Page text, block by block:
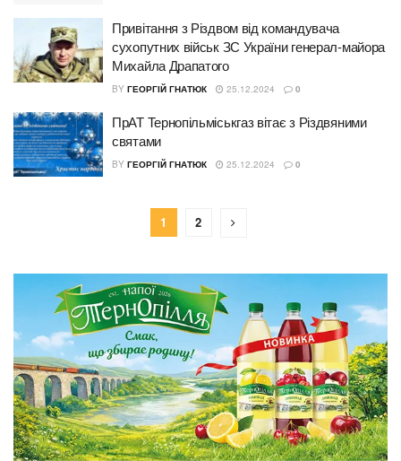
Привітання з Різдвом від командувача
сухопутних військ ЗС України генерал-майора
Михайла Драпатого
BY ГЕОРГІЙ ГНАТЮК 25.12.2024 0
ПрАТ Тернопільміськгаз вітає з Різдвяними
святами
BY ГЕОРГІЙ ГНАТЮК 25.12.2024 0
1 2